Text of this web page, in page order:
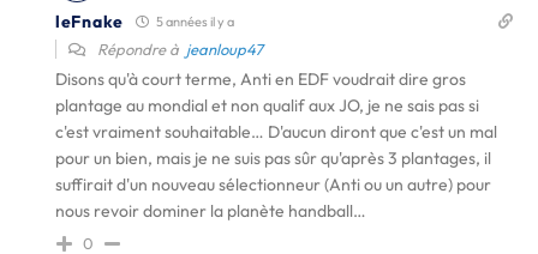
leFnake 5 années il y a
Répondre à jeanloup47
Disons qu'à court terme, Anti en EDF voudrait dire gros
plantage au mondial et non qualif aux JO, je ne sais pas si
c'est vraiment souhaitable… D'aucun diront que c'est un mal
pour un bien, mais je ne suis pas sûr qu'après 3 plantages, il
suffirait d'un nouveau sélectionneur (Anti ou un autre) pour
nous revoir dominer la planète handball…
0